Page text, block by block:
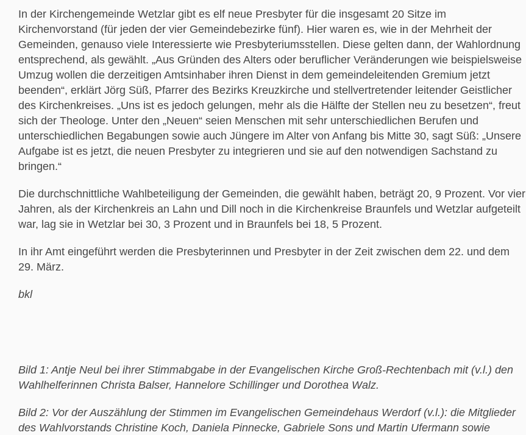
In der Kirchengemeinde Wetzlar gibt es elf neue Presbyter für die insgesamt 20 Sitze im
Kirchenvorstand (für jeden der vier Gemeindebezirke fünf). Hier waren es, wie in der Mehrheit der
Gemeinden, genauso viele Interessierte wie Presbyteriumsstellen. Diese gelten dann, der Wahlordnung
entsprechend, als gewählt. „Aus Gründen des Alters oder beruflicher Veränderungen wie beispielsweise
Umzug wollen die derzeitigen Amtsinhaber ihren Dienst in dem gemeindeleitenden Gremium jetzt
beenden“, erklärt Jörg Süß, Pfarrer des Bezirks Kreuzkirche und stellvertretender leitender Geistlicher
des Kirchenkreises. „Uns ist es jedoch gelungen, mehr als die Hälfte der Stellen neu zu besetzen“, freut
sich der Theologe. Unter den „Neuen“ seien Menschen mit sehr unterschiedlichen Berufen und
unterschiedlichen Begabungen sowie auch Jüngere im Alter von Anfang bis Mitte 30, sagt Süß: „Unsere
Aufgabe ist es jetzt, die neuen Presbyter zu integrieren und sie auf den notwendigen Sachstand zu
bringen.“
Die durchschnittliche Wahlbeteiligung der Gemeinden, die gewählt haben, beträgt 20, 9 Prozent. Vor vier
Jahren, als der Kirchenkreis an Lahn und Dill noch in die Kirchenkreise Braunfels und Wetzlar aufgeteilt
war, lag sie in Wetzlar bei 30, 3 Prozent und in Braunfels bei 18, 5 Prozent.
In ihr Amt eingeführt werden die Presbyterinnen und Presbyter in der Zeit zwischen dem 22. und dem
29. März.
bkl
Bild 1: Antje Neul bei ihrer Stimmabgabe in der Evangelischen Kirche Groß-Rechtenbach mit (v.l.) den
Wahlhelferinnen Christa Balser, Hannelore Schillinger und Dorothea Walz.
Bild 2: Vor der Auszählung der Stimmen im Evangelischen Gemeindehaus Werdorf (v.l.): die Mitglieder
des Wahlvorstands Christine Koch, Daniela Pinnecke, Gabriele Sons und Martin Ufermann sowie